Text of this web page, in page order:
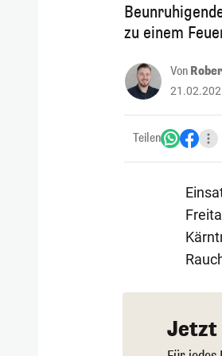
zu einem
Von
Teilen
Jetzt